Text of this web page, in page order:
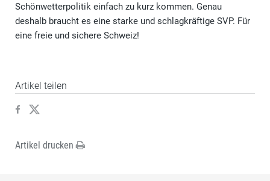
Schönwetterpolitik einfach zu kurz kommen. Genau
deshalb braucht es eine starke und schlagkräftige SVP. Für
eine freie und sichere Schweiz!
Artikel teilen
Artikel drucken